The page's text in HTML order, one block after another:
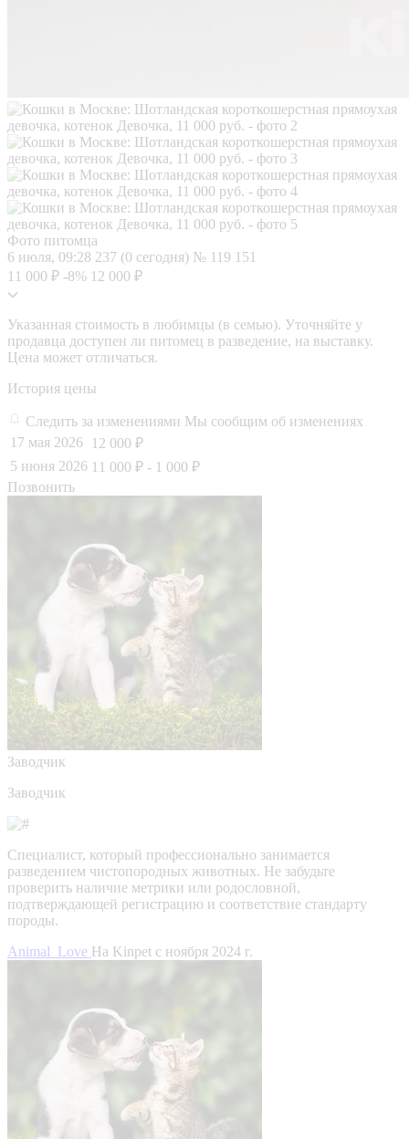
Фото питомца
6 июля, 09:28 237 (0 сегодня) № 119 151
11 000 ₽ -8% 12 000 ₽
Указанная стоимость в любимцы (в семью). Уточняйте у
продавца доступен ли питомец в разведение, на выставку.
Цена может отличаться.
История цены
Следить за изменениями Мы сообщим об изменениях
17 мая 2026
12 000 ₽
5 июня 2026 11 000 ₽ - 1 000 ₽
Позвонить
Заводчик
Заводчик
Специалист, который профессионально занимается
разведением чистопородных животных. Не забудьте
проверить наличие метрики или родословной,
подтверждающей регистрацию и соответствие стандарту
породы.
Animal_Love На Kinpet c ноября 2024 г.